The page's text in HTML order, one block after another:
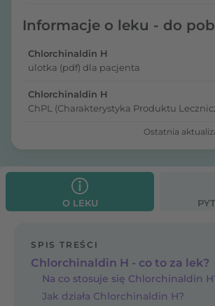
Informacje o leku - do
Chlorchinaldin H
ulotka (pdf) dla pacjenta
Chlorchinaldin H
ChPL (Charakterystyka Produktu
Ostatnia
O LEKU
SPIS TREŚCI
Chlorchinaldin H - co to za lek?
Na co stosuje się Chlorchinaldin
Jak działa Chlorchinaldin H?